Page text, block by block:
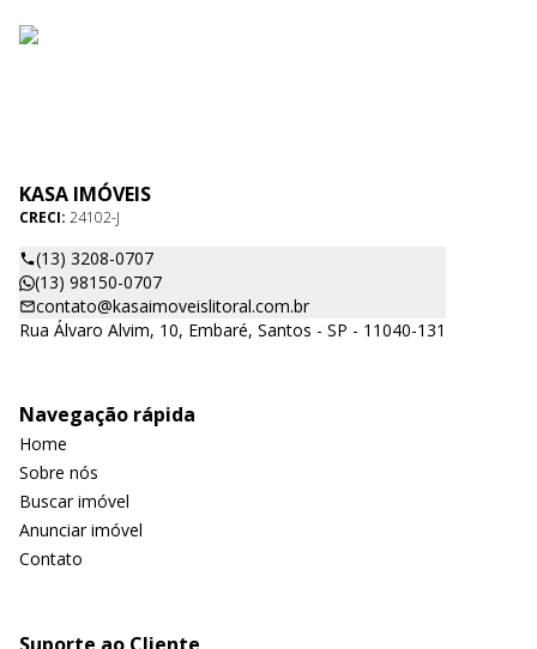
KASA IMÓVEIS
CRECI: 24102-J
(13) 3208-0707
(13) 98150-0707
contato@kasaimoveislitoral.com.br
Rua Álvaro Alvim, 10, Embaré, Santos - SP - 11040-131
Navegação rápida
Home
Sobre nós
Buscar imóvel
Anunciar imóvel
Contato